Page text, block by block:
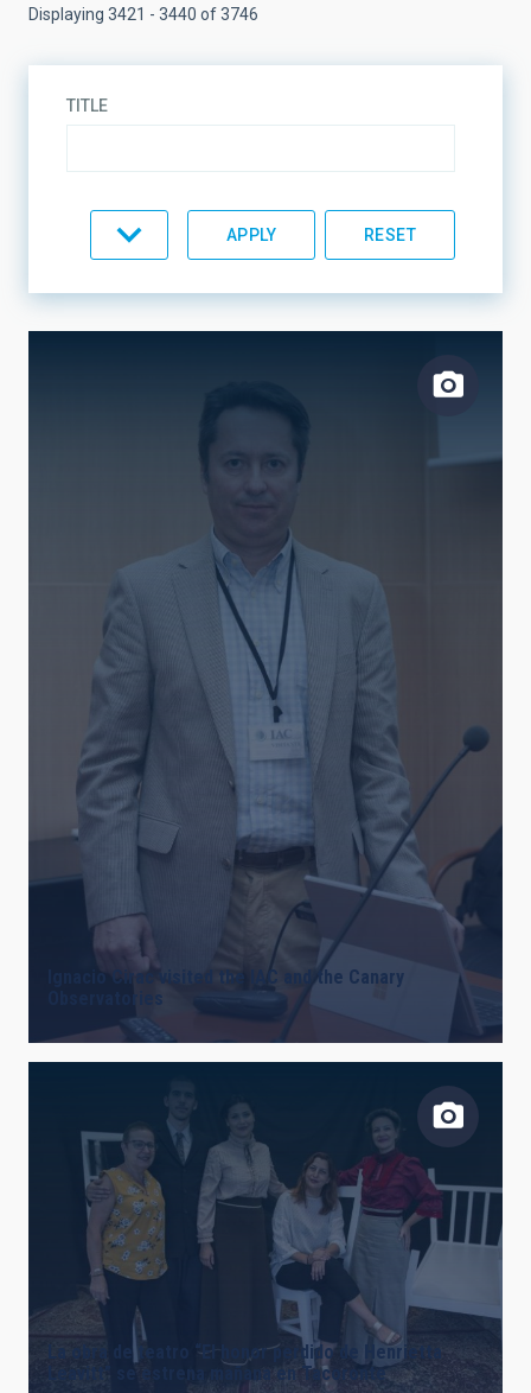
Displaying 3421 - 3440 of 3746
TITLE
LINES OF INSTRUMENTATION
ASTROPHYSICAL
INSTALLATION
FREE TAGS
AUTHORED ON SORT BY ORDER
Ignacio Cirac visited the IAC and the Canary
Observatories
La obra de teatro “El honor perdido de Henrietta
Leavitt” se estrena mañana en Tacoronte